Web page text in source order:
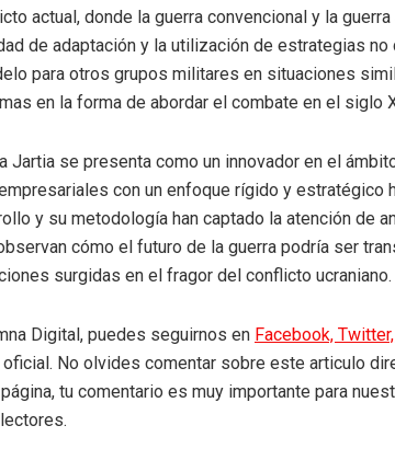
actual, donde la guerra convencional y la
de adaptación y la utilización de estrategias no
para otros grupos militares en situaciones
en la forma de abordar el combate en el siglo
Jartia se presenta como un innovador en el
con un enfoque rígido y estratégico
y su metodología han captado la atención de
cómo el futuro de la guerra podría ser
surgidas en el fragor del conflicto ucraniano.
Digital, puedes seguirnos en Facebook, Twitter,
No olvides comentar sobre este articulo
tu comentario es muy importante para